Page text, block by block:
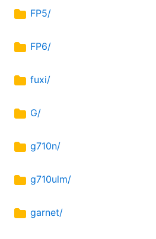
FP5/
FP6/
fuxi/
G/
g710n/
g710ulm/
garnet/